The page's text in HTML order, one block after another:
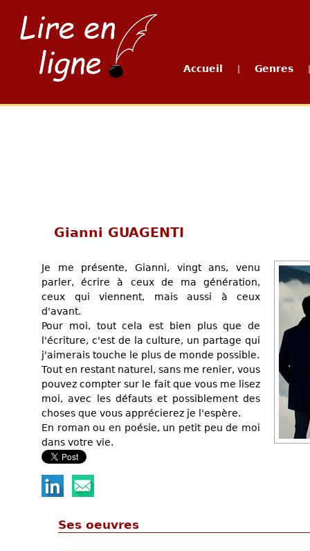
Accueil Genres
Gianni GUAGENTI
Je me présente, Gianni, vingt ans, venu
parler, écrire à ceux de ma génération,
ceux qui viennent, mais aussi à ceux
d'avant.
Pour moi, tout cela est bien plus que de
l'écriture, c'est de la culture, un partage qui
j'aimerais touche le plus de monde possible.
Tout en restant naturel, sans me renier, vous
pouvez compter sur le fait que vous me lisez
moi, avec les défauts et possiblement des
choses que vous apprécierez je l'espère.
En roman ou en poésie, un petit peu de moi
dans votre vie.
Ses oeuvres